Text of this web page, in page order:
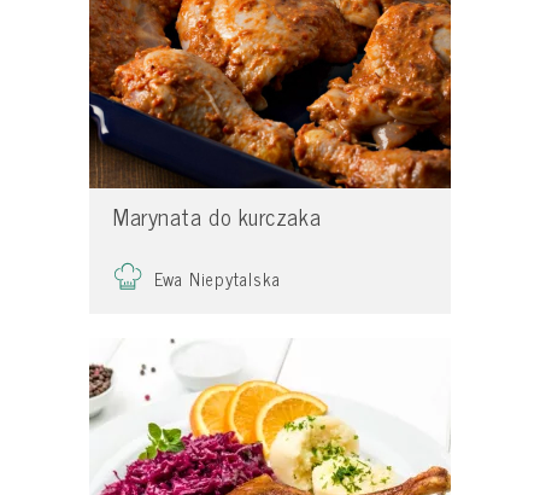
Marynata do kurczaka
Ewa Niepytalska